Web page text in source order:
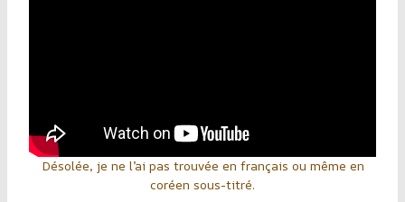
Désolée, je ne l’ai pas trouvée en français ou même en
coréen sous-titré.